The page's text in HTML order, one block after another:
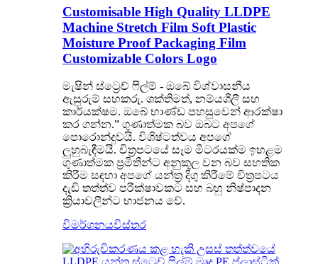
Customisable High Quality LLDPE
Machine Stretch Film Soft Plastic
Moisture Proof Packaging Film
Customizable Colors Logo
මැෂින් ස්ට්‍රෙච් ෆිල්ම් - ඔබේ විශ්වාසනීය
ඇසුරුම් සහකරු. ශක්තිමත්, නම්යශීලී සහ
කාර්යක්ෂම. ඔබේ භාණ්ඩ පහසුවෙන් ආරක්ෂා
කර ගන්න.” ගුණාත්මක බව ඔබට අපගේ
පොරොන්දුවයි. විශිෂ්ටත්වය අපගේ
ලුහුබැඳීමයි. චිත්‍රපටයේ සෑම මීටරයක්ම ඉහළම
ගුණාත්මක ප්‍රමිතීන්ට අනුකූල වන බව සහතික
කිරීම සඳහා අපගේ යන්ත්‍ර දිගු කිරීමේ චිත්‍රපටය
දැඩි තත්ත්ව පරීක්ෂාවකට සහ බහු නිෂ්පාදන
ක්‍රියාවලීන්ට භාජනය වේ.
විමර්ශනයවිස්තර